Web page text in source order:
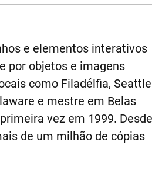
e elementos interativos
por objetos e imagens
como Filadélfia, Seattle
e mestre em Belas
vez em 1999. Desde
de um milhão de cópias